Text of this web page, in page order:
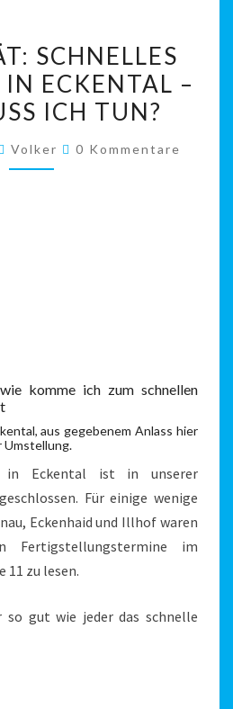
BERÄT:
SCHNELLES
INTERNET
ECKENTAL
SCHNELLES
ECKENTAL –
ICH TUN?
Volker Kommentare
0 Kommentare
komme ich zum schnellen
aus gegebenem Anlass hier
Umstellung.
in Eckental ist in unserer
Für einige wenige
Eckenhaid und Illhof waren
Fertigstellungstermine im
11 zu lesen.
so gut wie jeder das schnelle